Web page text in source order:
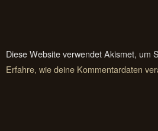
Diese Website verwendet Akismet, um
Erfahre, wie deine Kommentardaten